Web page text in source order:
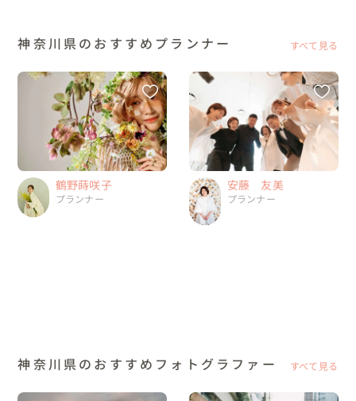
神奈川県のおすすめプランナー すべて見る
鶴野蒔咲子
プランナー
安藤 友美
プランナー
神奈川県のおすすめフォトグラファー すべて見る